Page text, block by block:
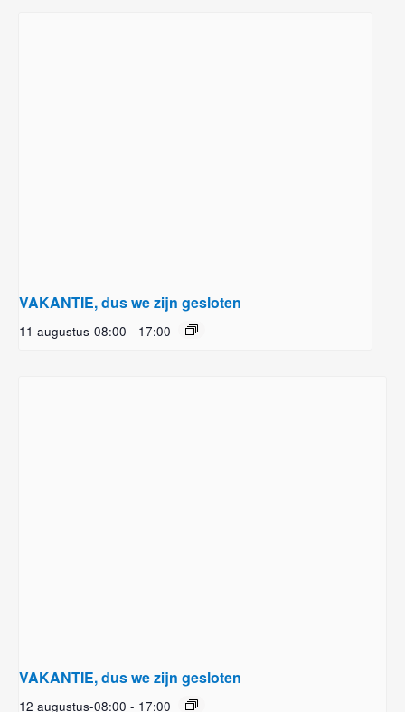
VAKANTIE, dus we zijn gesloten
11 augustus-08:00 - 17:00
VAKANTIE, dus we zijn gesloten
12 augustus-08:00 - 17:00